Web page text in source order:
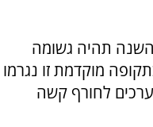
תהיה גשומה
מוקדמת זו נגרמו
לחורף קשה